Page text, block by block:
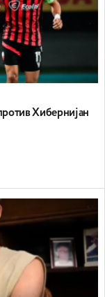
Хибернијан